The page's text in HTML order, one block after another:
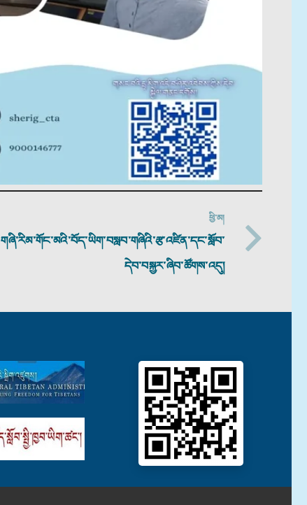
ཕྱི་མ།
གཞི་རིམ་གོང་མའི་བོད་ཡིག་བསླབ་གཞིའི་རྩ་འཛིན་དང་སློབ་
དེབ་བསྐྱར་ཞིབ་ཚོགས་འདུ།